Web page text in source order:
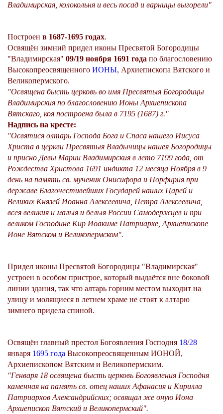
Владимирская, колокольня и весь посад и варницы выгорели"
Построен в 1687-1695 годах.
Освящён зимний придел иконы Пресвятой Богородицы
"Владимирская" 09/19 ноября 1691 года по благословению
Высокопреосвященного ИОНЫ, Архиепископа Вятского и
Великопермского.
"Освящена бысть церковь во имя Пресвятыя Богородицы
Владимирския по благословению Ионы Архиепископа
Вятскаго, коя построена была в 7195 (1687) г."
Надпись на кресте:
"Освятися олтарь Господа Бога и Спаса нашего Иисуса
Христа в церкви Пресвятыя Владычицы нашея Богородицы
и присно Девы Марии Владимирския в лето 7199 года, от
Рождества Христова 1691 индикта 12 месяца Ноября в 9
день на память св. мученик Онисифора и Порфирия при
державе Благочестивейших Государей наших Царей и
Великих Князей Иоанна Алексеевича, Петра Алексеевича,
всея великия и малыя и белыя России Самодержцев и при
великом Господине Кир Иоакиме Патриархе, Архиепископе
Ионе Вятском и Великопермском".
Придел иконы Пресвятой Богородицы "Владимирская"
устроен в особом пристрое, который выдаётся вне боковой
линии здания, так что алтарь горним местом выходит на
улицу и молящиеся в летнем храме не стоят к алтарю
зимнего придела спиной.
Освящён главный престол Богоявления Господня 18/28
января 1695 года Высокопреосвященным ИОНОЙ,
Архиепископом Вятским и Великопермским.
"Генваря 18 освящена бысть церковь Богоявления Господня
каменная на память св. отец наших Афанасия и Кирилла
Патриархов Александрийских; освящал же оную Иона
Архиепископ Вятский и Великопермский".